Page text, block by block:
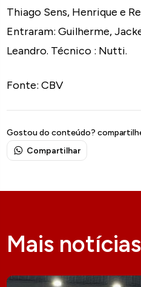
Thiago Sens, Henrique e
Entraram: Guilherme,
Leandro. Técnico : Nutti.
Fonte: CBV
Gostou do conteúdo?
Compartilhar
Mais notícias